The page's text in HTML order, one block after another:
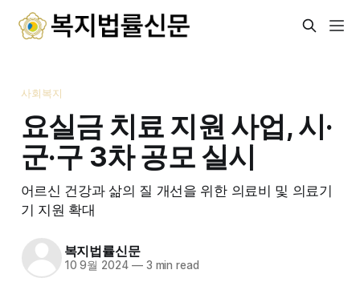
사회복지
요실금 치료 지원 사업, 시·
군·구 3차 공모 실시
어르신 건강과 삶의 질 개선을 위한 의료비 및 의료기
기 지원 확대
복지법률신문
10 9월 2024 —3 min read